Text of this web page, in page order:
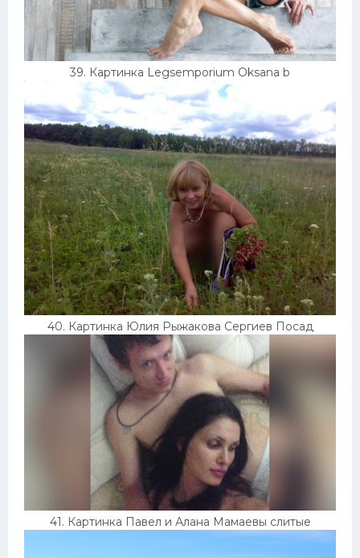
39. Картинка Legsemporium Oksana b
40. Картинка Юлия Рыжакова Сергиев Посад
41. Картинка Павел и Алана Мамаевы слитые